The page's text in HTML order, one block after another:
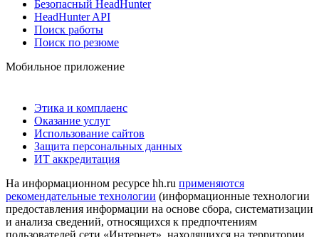
Безопасный HeadHunter
HeadHunter API
Поиск работы
Поиск по резюме
Мобильное приложение
Этика и комплаенс
Оказание услуг
Использование сайтов
Защита персональных данных
ИТ аккредитация
На информационном ресурсе hh.ru применяются
рекомендательные технологии (информационные технологии
предоставления информации на основе сбора, систематизации
и анализа сведений, относящихся к предпочтениям
пользователей сети «Интернет», находящихся на территории